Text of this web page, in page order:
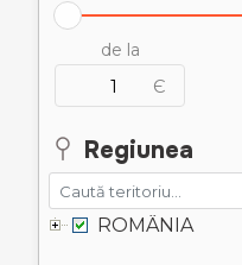
de la
Є
Regiunea
ROMÂNIA